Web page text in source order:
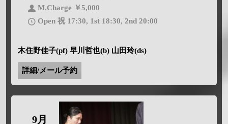
M.Charge ￥5,000
Open 祝 17:30, 1st 18:30, 2nd 20:00
木住野佳子(pf) 早川哲也(b) 山田玲(ds)
詳細/メール予約
9月